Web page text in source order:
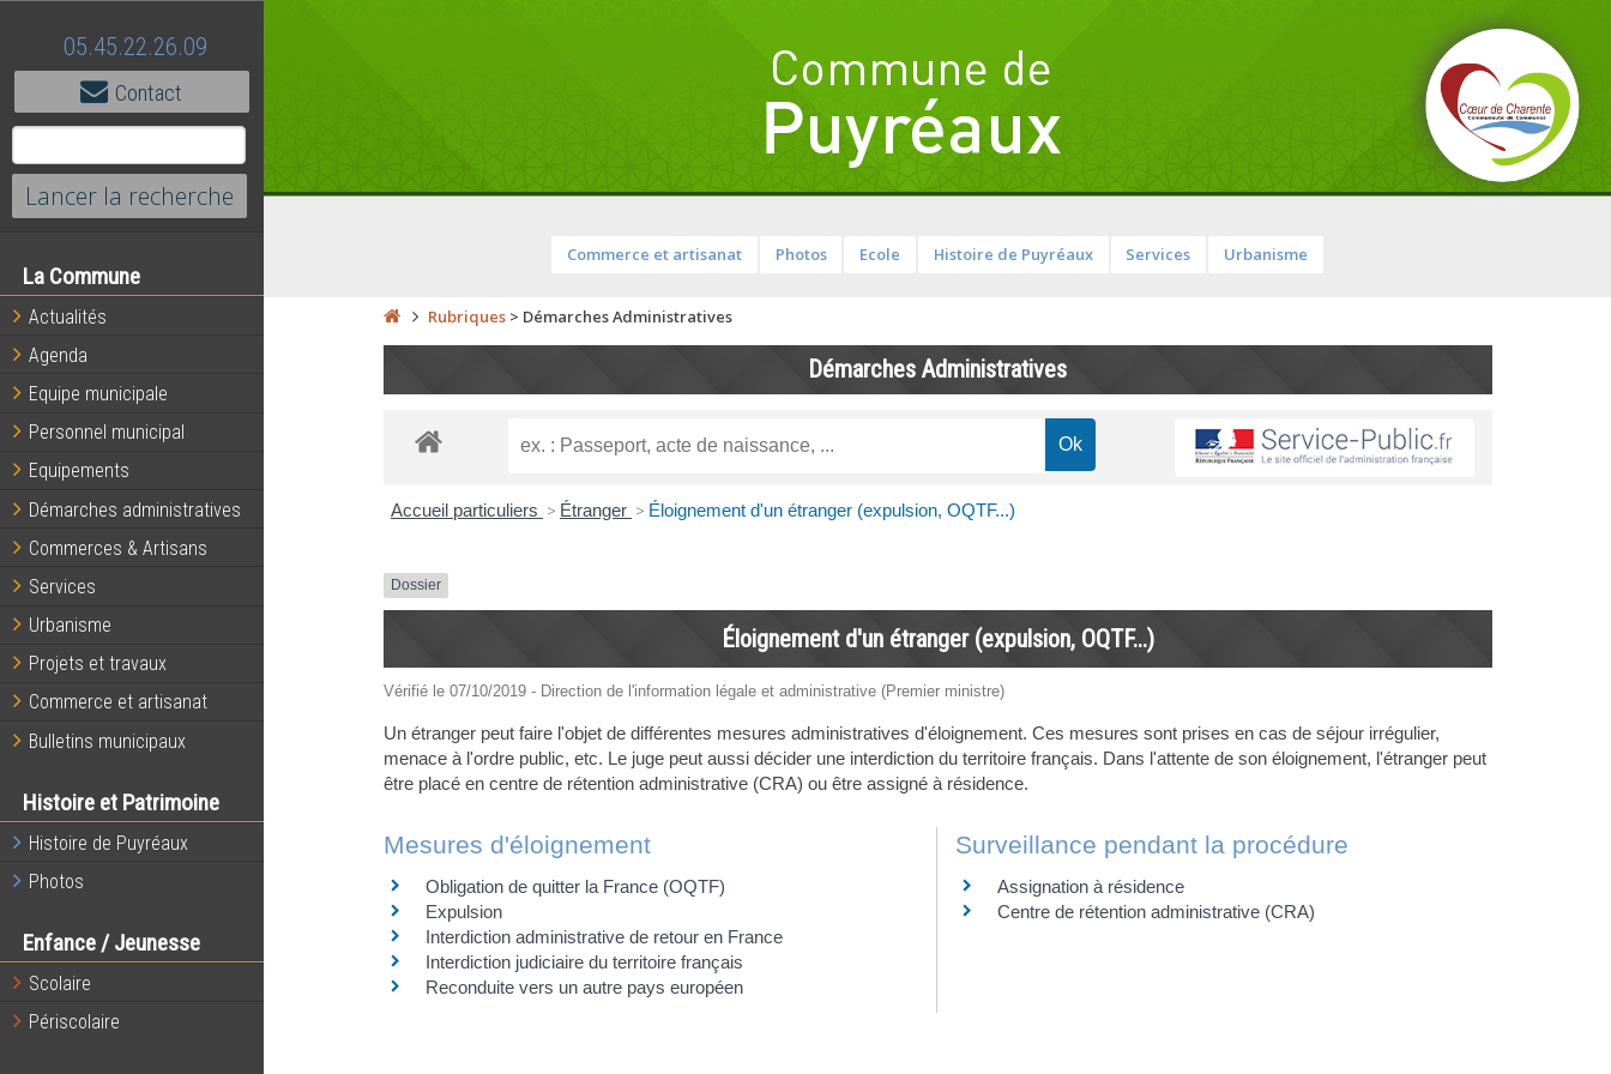
05.45.22.26.09
Contact
La Commune
Actualités
Agenda
Equipe municipale
Personnel municipal
Equipements
Démarches administratives
Commerces & Artisans
Services
Urbanisme
Projets et travaux
Commerce et artisanat
Bulletins municipaux
Histoire et Patrimoine
Histoire de Puyréaux
Photos
Enfance / Jeunesse
Scolaire
Périscolaire
Commerce et artisanat Photos Ecole Histoire de Puyréaux Services Urbanisme
Rubriques> Démarches Administratives
Démarches Administratives
Accueil particuliers > Étranger > Éloignement d'un étranger (expulsion, OQTF...)
Dossier
Éloignement d'un étranger (expulsion, OQTF...)
Vérifié le 07/10/2019 - Direction de l'information légale et administrative (Premier ministre)
Un étranger peut faire l'objet de différentes mesures administratives d'éloignement. Ces mesures sont prises en cas de séjour irrégulier,
menace à l'ordre public, etc. Le juge peut aussi décider une interdiction du territoire français. Dans l'attente de son éloignement, l'étranger peut
être placé en centre de rétention administrative (CRA) ou être assigné à résidence.
Mesures d'éloignement
Obligation de quitter la France (OQTF)
Expulsion
Interdiction administrative de retour en France
Interdiction judiciaire du territoire français
Reconduite vers un autre pays européen
Surveillance pendant la procédure
Assignation à résidence
Centre de rétention administrative (CRA)